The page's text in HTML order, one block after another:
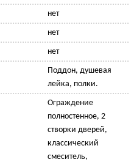
нет
нет
нет
Поддон, душевая
лейка, полки.
Ограждение
полностенное, 2
створки дверей,
классический
смеситель,